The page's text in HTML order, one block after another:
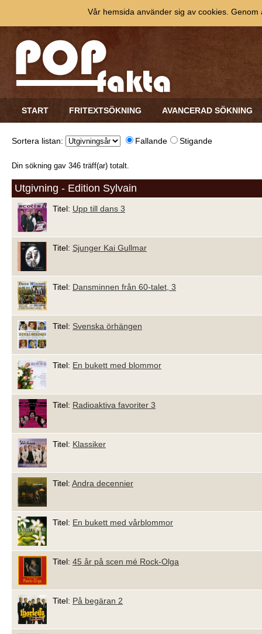
START FRITEXTSÖKNING AVANCERAD SÖKNING
Sortera listan: Fallande Stigande
Din sökning gav 346 träff(ar) totalt.
Utgivning - Edition Sylvain
Titel: Upp till dans 3
Titel: Sjunger Kai Gullmar
Titel: Dansminnen från 60-talet, 3
Titel: Svenska örhängen
Titel: En bukett med blommor
Titel: Radioaktiva favoriter 3
Titel: Klassiker
Titel: Andra decennier
Titel: En bukett med vårblommor
Titel: 45 år på scen mé Rock-Olga
Titel: På begäran 2
Vår hemsida använder sig av cookies.